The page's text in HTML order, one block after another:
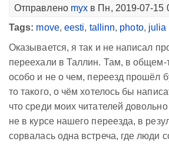
Отправлено myx в Пн, 2019-07-15
Tags: move, eesti, tallinn, photo, julia
Оказывается, я так и не написал
переехали в Таллин. Там, в общем-
особо и не о чем, переезд прошёл
то такого, о чём хотелось бы
что среди моих читателей
не в курсе нашего переезда, в
сорвалась одна встреча, где люди